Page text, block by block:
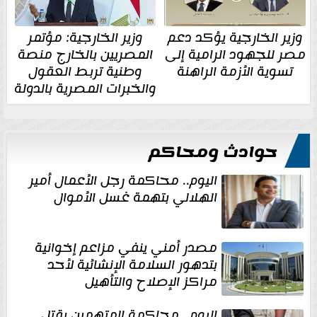
وزير الخارجية يؤكد دعم
مصر للجهود الرامية إلى
تسوية الأزمة الراهنة
وزير الخارجية: مؤتمر
المصريين بالخارج منصة
وطنية تربط العقول
والخبرات المصرية بالدولة
حوادث ومحاكم
اليوم.. محاكمة رجل الأعمال أمير
الهلالي بتهمة غسل الأموال
مصدر أمني ينفي مزاعم إخوانية
بتدهور السلامة الإنشائية لأحد
مراكز الإصلاح والتأهيل